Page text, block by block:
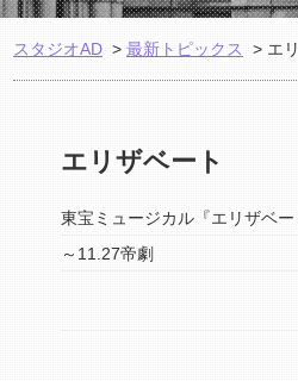
スタジオAD > 最新トピックス > エ
エリザベート
東宝ミュージカル『エリザベ
～11.27帝劇